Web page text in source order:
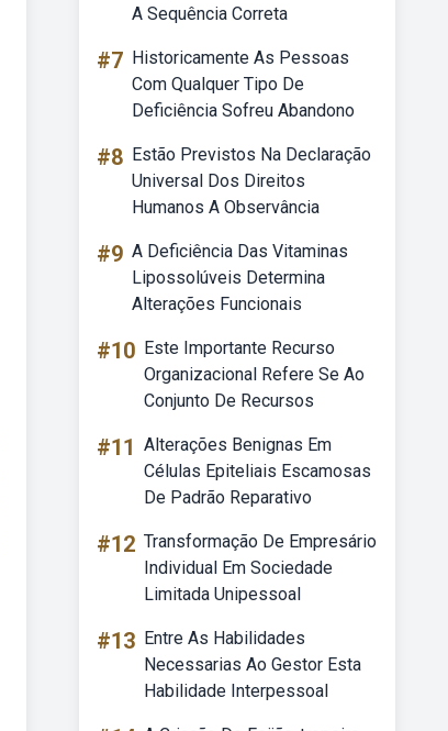
A Sequência Correta
#7 Historicamente As Pessoas
Com Qualquer Tipo De
Deficiência Sofreu Abandono
#8 Estão Previstos Na Declaração
Universal Dos Direitos
Humanos A Observância
#9 A Deficiência Das Vitaminas
Lipossolúveis Determina
Alterações Funcionais
#10 Este Importante Recurso
Organizacional Refere Se Ao
Conjunto De Recursos
#11 Alterações Benignas Em
Células Epiteliais Escamosas
De Padrão Reparativo
#12 Transformação De Empresário
Individual Em Sociedade
Limitada Unipessoal
#13 Entre As Habilidades
Necessarias Ao Gestor Esta
Habilidade Interpessoal